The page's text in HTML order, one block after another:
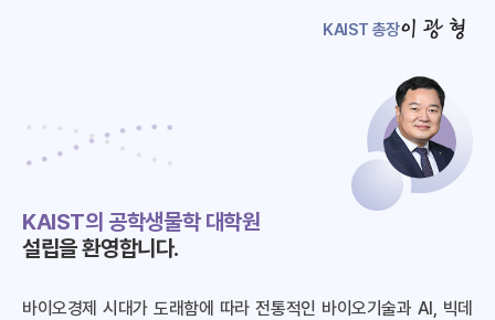
KAIST 총장이광형
KAIST의 공학생물학 대학원
설립을 환영합니다.
바이오경제 시대가 도래함에 따라 전통적인 바이오기술과 AI, 빅데